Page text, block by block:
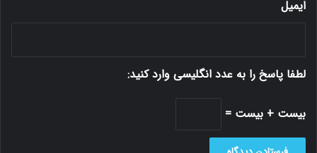
ایمیل
لطفا پاسخ را به عدد انگلیسی وارد کنید:
بیست + بیست =